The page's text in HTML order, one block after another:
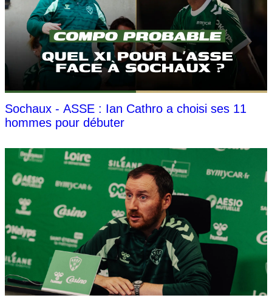
Sochaux - ASSE : Ian Cathro a choisi ses 11
hommes pour débuter